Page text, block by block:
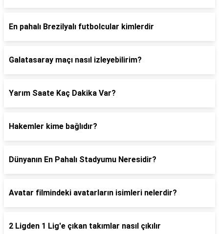
En pahalı Brezilyalı futbolcular kimlerdir
Galatasaray maçı nasıl izleyebilirim?
Yarım Saate Kaç Dakika Var?
Hakemler kime bağlıdır?
Dünyanın En Pahalı Stadyumu Neresidir?
Avatar filmindeki avatarların isimleri nelerdir?
2 Ligden 1 Lig'e çıkan takımlar nasıl çıkılır